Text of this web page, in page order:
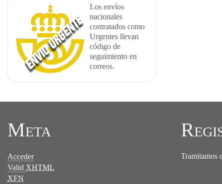
Los envíos
nacionales
contratados como
Urgentes llevan
código de
seguimiento en
correos.
Meta
Acceder
Valid XHTML
XFN
Tramitamos